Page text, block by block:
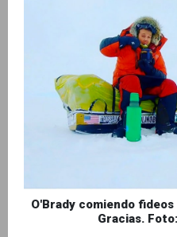
O'Brady comiendo
Gracias.